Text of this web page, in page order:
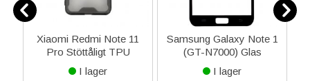
Xiaomi Redmi Note 11
Pro Stöttåligt TPU
Mobilskal - Svart
I lager
Samsung Galaxy Note 1
(GT-N7000) Glas
Framsida - Svart
I lager